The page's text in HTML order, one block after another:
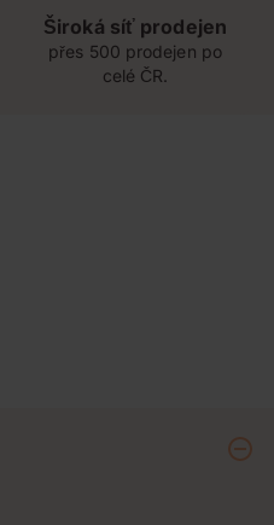
Široká síť prodejen
přes 500 prodejen po
celé ČR.